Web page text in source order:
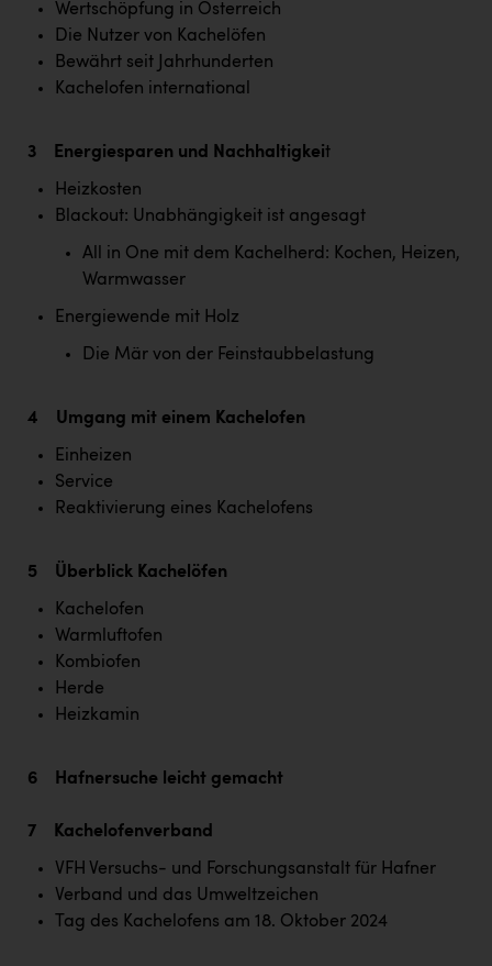
kunden basics
Wertschöpfung in Österreich
Die Nutzer von Kachelöfen
Bewährt seit Jahrhunderten
Kachelofen international
3 Energiesparen und Nachhaltigkeit
Heizkosten
Blackout: Unabhängigkeit ist angesagt
All in One mit dem Kachelherd: Kochen, Heizen,
Warmwasser
Energiewende mit Holz
Die Mär von der Feinstaubbelastung
4 Umgang mit einem Kachelofen
Einheizen
Service
Reaktivierung eines Kachelofens
5 Überblick Kachelöfen
Kachelofen
Warmluftofen
Kombiofen
Herde
Heizkamin
6 Hafnersuche leicht gemacht
7 Kachelofenverband
VFH Versuchs- und Forschungsanstalt für Hafner
Verband und das Umweltzeichen
Tag des Kachelofens am 18. Oktober 2024